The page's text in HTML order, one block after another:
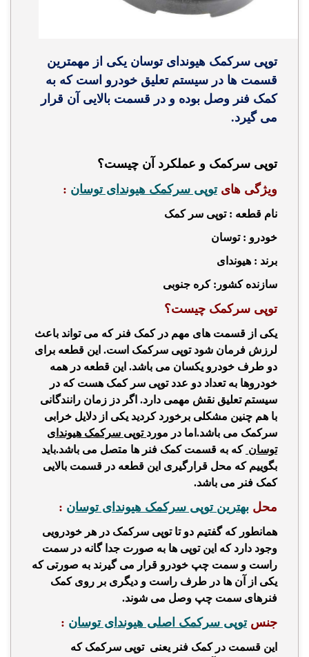
توپی سرکمک هیوندای توسان یکی از مهمترین
قسمت ها در سیستم تعلیق خودرو است که به
کمک فنر وصل بوده و در قسمت بالایی آن قرار
می گیرد.
توپی سرکمک و عملکرد آن چیست؟
ویژگی هایتوپی سرکمک هیوندای توسان :
نام قطعه : توپی سر کمک
خودرو : توسان
برند : هیوندای
سازنده کشور: کره جنوبی
توپی سرکمک چیست؟
یکی از قسمت های مهم در کمک فنر که می تواند باعث
لرزش فرمان شود توپی سرکمک است. این قطعه برای
دو طرف خودرو یکسان می باشد. این قطعه در همه
خودروها به تعداد دو عدد توپی سر کمک هست که در
سیستم تعلیق نقش مهمی دارد. اگر دز زمان رانندگانی
با هم چنین مشکلی برخورد کردید یکی از دلایل خرابی
سرکمک می باشد.اما در مورد توپی سرکمک هیوندای
توسان که به قسمت کمک فنر ها متصل می باشد.باید
بگوییم که محل قرارگیری این قطعه در قسمت بالایی
کمک فنر می باشد.
محل بهترین توپی سرکمک هیوندای توسان :
همانطور که گفتیم دو تا توپی سرکمک در هر خودرویی
وجود دارد که این توپی ها به صورت جدا گانه در سمت
راست و سمت چپ خودرو قرار می گیرند به صورتی که
یکی از آن ها در طرف راست و دیگری بر روی کمک
فنرهای سمت چپ وصل می شوند.
جنستوپی سرکمک اصلی هیوندای توسان :
این قسمت در کمک فنر یعنیتوپی سرکمککه